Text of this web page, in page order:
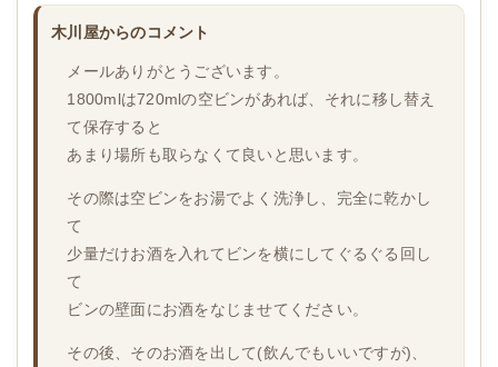
木川屋からのコメント
メールありがとうございます。
1800mlは720mlの空ビンがあれば、それに移し替え
て保存すると
あまり場所も取らなくて良いと思います。
その際は空ビンをお湯でよく洗浄し、完全に乾かし
て
少量だけお酒を入れてビンを横にしてぐるぐる回し
て
ビンの壁面にお酒をなじませてください。
その後、そのお酒を出して(飲んでもいいですが)、